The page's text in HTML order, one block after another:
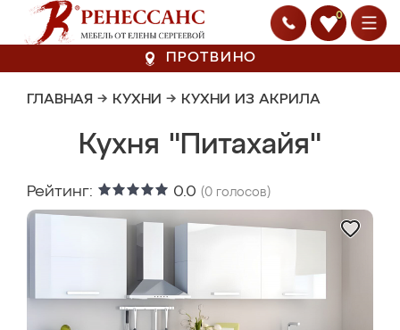
0
ПРОТВИНО
ГЛАВНАЯ → КУХНИ → КУХНИ ИЗ АКРИЛА
Кухня "Питахайя"
Рейтинг: 0.0 (0 голосов)